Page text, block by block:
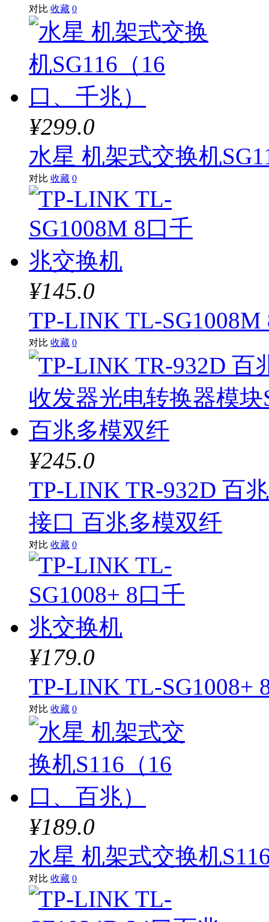
对比 收藏 0
¥299.0
水星 机架式交换机
对比 收藏 0
¥145.0
TP-LINK TL-
对比 收藏 0
¥245.0
TP-LINK TR-932D 百
接口 百兆多模双纤
对比 收藏 0
¥179.0
TP-LINK TL-SG1008+
对比 收藏 0
¥189.0
水星 机架式交换机
对比 收藏 0